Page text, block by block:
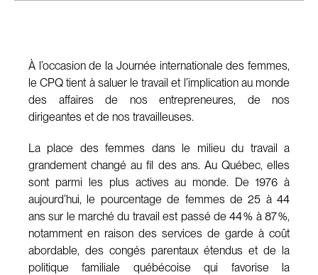
À l’occasion de la Journée internationale des femmes,
le CPQ tient à saluer le travail et l’implication au monde
des affaires de nos entrepreneures, de nos
dirigeantes et de nos travailleuses.
La place des femmes dans le milieu du travail a
grandement changé au fil des ans. Au Québec, elles
sont parmi les plus actives au monde. De 1976 à
aujourd’hui, le pourcentage de femmes de 25 à 44
ans sur le marché du travail est passé de 44 % à 87 %,
notamment en raison des services de garde à coût
abordable, des congés parentaux étendus et de la
politique familiale québécoise qui favorise la